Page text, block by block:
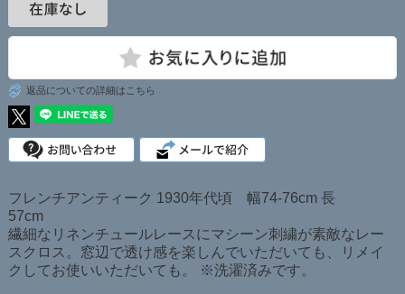
返品についての詳細はこちら
フレンチアンティーク 1930年代頃 幅74-76cm 長
57cm
繊細なリネンチュールレースにマシーン刺繍が素敵なレー
スクロス。窓辺で透け感を楽しんでいただいても、リメイ
クしてお使いいただいても。 ※洗濯済みです。